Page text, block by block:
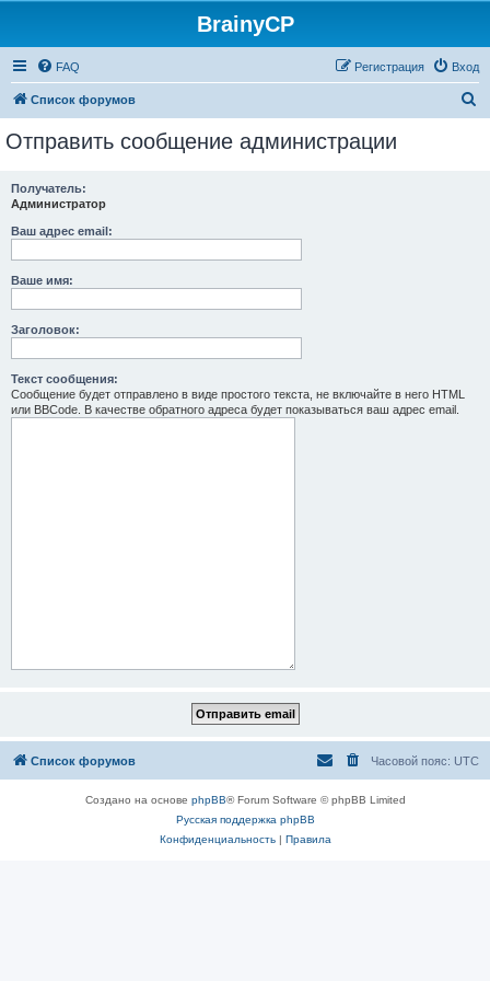
BrainyCP
FAQ Вход
Регистрация
Список форумов
Отправить сообщение администрации
Получатель:
Администратор
Ваш адрес email:
Ваше имя:
Заголовок:
Текст сообщения:
Сообщение будет отправлено в виде простого текста, не включайте в него HTML
или BBCode. В качестве обратного адреса будет показываться ваш адрес email.
Список форумов Часовой пояс: UTC
Создано на основе phpBB® Forum Software © phpBB Limited
Русская поддержка phpBB
Конфиденциальность| Правила